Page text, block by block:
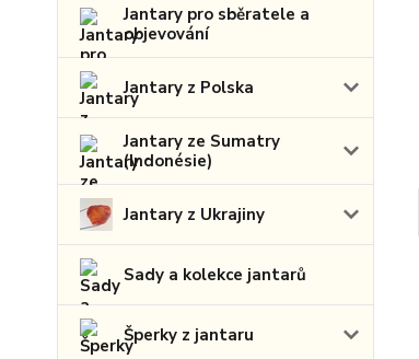
Jantary pro sběratele a
objevování
Jantary z Polska
Jantary ze Sumatry
(Indonésie)
Jantary z Ukrajiny
Sady a kolekce jantarů
Šperky z jantaru